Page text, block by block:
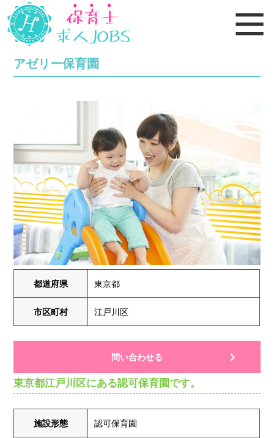
アゼリー保育園
都道府県 東京都
市区町村 江戸川区
問い合わせる
東京都江戸川区にある認可保育園です。
施設形態 認可保育園